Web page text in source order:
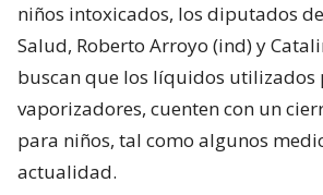
niños intoxicados, los diputados
Salud, Roberto Arroyo (ind) y
buscan que los líquidos utilizados
vaporizadores, cuenten con un
para niños, tal como algunos
actualidad.